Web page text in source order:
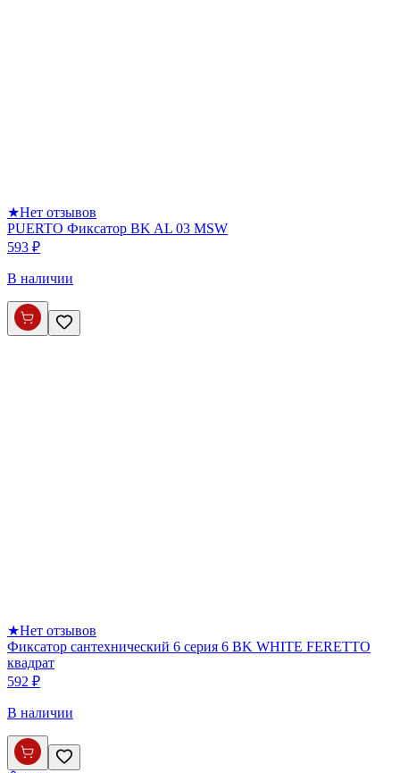
★Нет отзывов
PUERTO Фиксатор BK AL 03 MSW
593 ₽
В наличии
★Нет отзывов
Фиксатор сантехнический 6 серия 6 BK WHITE FERETTO
квадрат
592 ₽
В наличии